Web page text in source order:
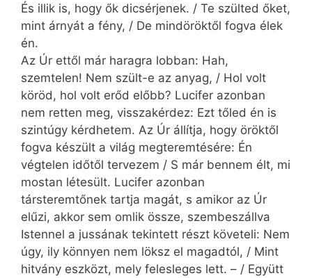
És illik is, hogy ők dicsérjenek. / Te szülted őket,
mint árnyát a fény, / De mindöröktől fogva élek
én.
Az Úr ettől már haragra lobban: Hah,
szemtelen! Nem szült-e az anyag, / Hol volt
köröd, hol volt erőd előbb? Lucifer azonban
nem retten meg, visszakérdez: Ezt tőled én is
szintúgy kérdhetem. Az Úr állítja, hogy öröktől
fogva készült a világ megteremtésére: Én
végtelen időtől tervezem / S már bennem élt, mi
mostan létesült. Lucifer azonban
társteremtőnek tartja magát, s amikor az Úr
elűzi, akkor sem omlik össze, szembeszállva
Istennel a jussának tekintett részt követeli: Nem
úgy, ily könnyen nem löksz el magadtól, / Mint
hitvány eszközt, mely felesleges lett. – / Együtt